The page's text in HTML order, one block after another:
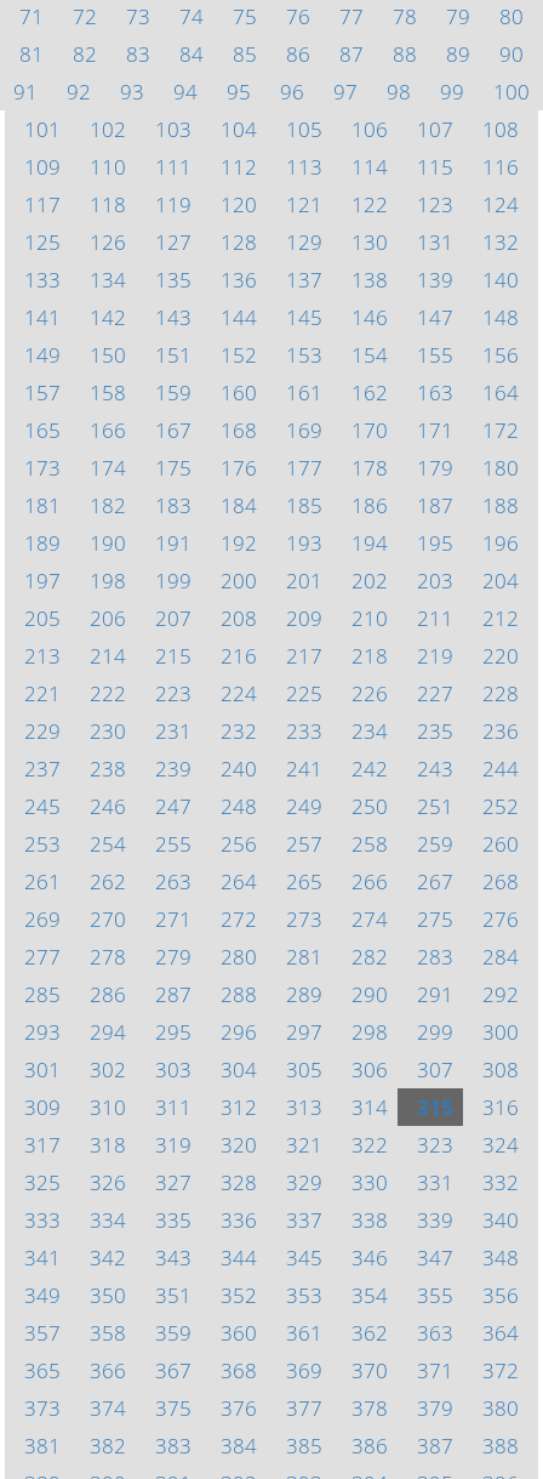
71
72 73 74 75 76 77 78 79
80
81
82 83 84 85 86 87 88 89
90
91
92 93 94 95 96 97 98 99
100
101
102 103 104 105 106 107
108
109
110 111 112 113 114 115
116
117
118 119 120 121 122 123
124
125
126 127 128 129 130 131
132
133
134 135 136 137 138 139
140
141
142 143 144 145 146 147
148
149
150 151 152 153 154 155
156
157
158 159 160 161 162 163
164
165
166 167 168 169 170 171
172
173
174 175 176 177 178 179
180
181
182 183 184 185 186 187
188
189
190 191 192 193 194 195
196
197
198 199 200 201 202 203
204
205
206 207 208 209 210 211
212
213
214 215 216 217 218 219
220
221
222 223 224 225 226 227
228
229
230 231 232 233 234 235
236
237
238 239 240 241 242 243
244
245
246 247 248 249 250 251
252
253
254 255 256 257 258 259
260
261
262 263 264 265 266 267
268
269
270 271 272 273 274 275
276
277
278 279 280 281 282 283
284
285
286 287 288 289 290 291
292
293
294 295 296 297 298 299
300
301
302 303 304 305 306 307
308
309
310 311 312 313 314 315
316
317
318 319 320 321 322 323
324
325
326 327 328 329 330 331
332
333
334 335 336 337 338 339
340
341
342 343 344 345 346 347
348
349
350 351 352 353 354 355
356
357
358 359 360 361 362 363
364
365
366 367 368 369 370 371
372
373
374 375 376 377 378 379
380
381
382 383 384 385 386 387
388